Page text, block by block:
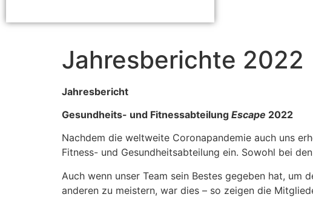
Jahresberichte 2022
Jahresbericht
Gesundheits- und Fitnessabteilung Escape 2022
Nachdem die weltweite Coronapandemie auch uns
Fitness- und Gesundheitsabteilung ein. Sowohl bei
Auch wenn unser Team sein Bestes gegeben hat,
anderen zu meistern, war dies – so zeigen die